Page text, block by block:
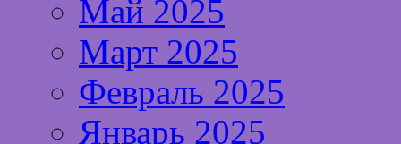
Май 2025
Март 2025
Февраль 2025
Январь 2025